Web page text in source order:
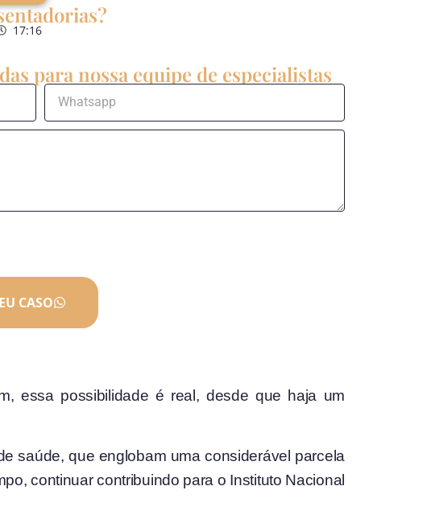
17:16
para nossa equipe de especialistas
CASO
essa possibilidade é real, desde que haja um
saúde, que englobam uma considerável parcela
continuar contribuindo para o Instituto Nacional